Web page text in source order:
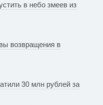
в небо змеев из
возвращения в
30 млн рублей за